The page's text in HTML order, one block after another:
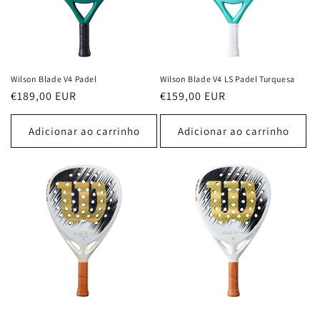
Wilson Blade V4 Padel
Preço
normal
€189,00 EUR
Adicionar ao carrinho
Wilson Blade V4 LS Padel Turquesa
Preço
normal
€159,00 EUR
Adicionar ao carrinho